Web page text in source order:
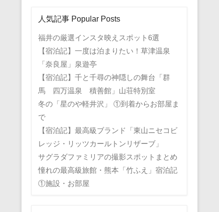
人気記事 Popular Posts
福井の厳選インスタ映えスポット6選
【宿泊記】一度は泊まりたい！草津温泉
「奈良屋」泉遊亭
【宿泊記】千と千尋の神隠しの舞台「群
馬 四万温泉 積善館」山荘特別室
冬の「星のや軽井沢」 ①到着からお部屋ま
で
【宿泊記】最高級ブランド「東山ニセコビ
レッジ・リッツカールトンリザーブ」
サグラダファミリアの撮影スポットまとめ
憧れの最高級旅館・熊本「竹ふえ」宿泊記
①施設・お部屋